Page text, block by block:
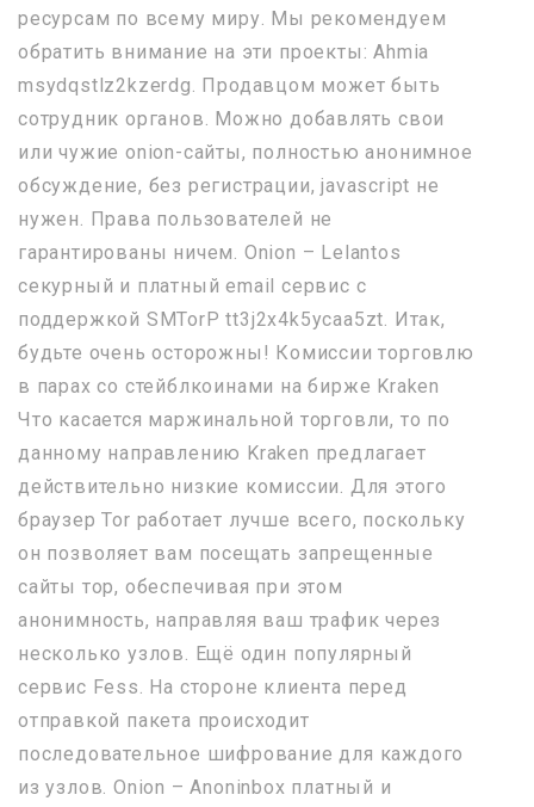
ресурсам по всему миру. Мы рекомендуем
обратить внимание на эти проекты: Ahmia
msydqstlz2kzerdg. Продавцом может быть
сотрудник органов. Можно добавлять свои
или чужие onion-сайты, полностью анонимное
обсуждение, без регистрации, javascript не
нужен. Права пользователей не
гарантированы ничем. Onion – Lelantos
секурный и платный email сервис с
поддержкой SMTorP tt3j2x4k5ycaa5zt. Итак,
будьте очень осторожны! Комиссии торговлю
в парах со стейблкоинами на бирже Kraken
Что касается маржинальной торговли, то по
данному направлению Kraken предлагает
действительно низкие комиссии. Для этого
браузер Tor работает лучше всего, поскольку
он позволяет вам посещать запрещенные
сайты тор, обеспечивая при этом
анонимность, направляя ваш трафик через
несколько узлов. Ещё один популярный
сервис Fess. На стороне клиента перед
отправкой пакета происходит
последовательное шифрование для каждого
из узлов. Onion – Anoninbox платный и